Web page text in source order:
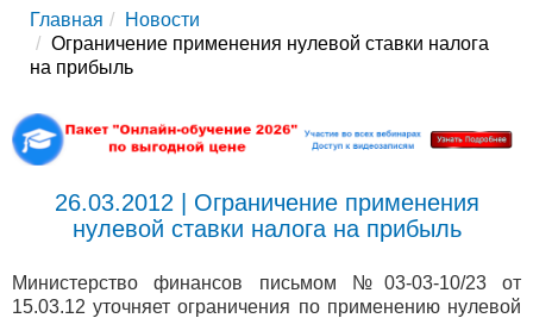
Главная
Новости
Ограничение применения нулевой ставки налога
на прибыль
26.03.2012 | Ограничение применения
нулевой ставки налога на прибыль
Министерство финансов письмом №03-03-10/23 от
15.03.12 уточняет ограничения по применению нулевой